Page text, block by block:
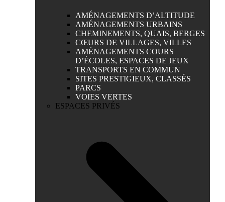
AMÉNAGEMENTS D’ALTITUDE
AMÉNAGEMENTS URBAINS
CHEMINEMENTS, QUAIS, BERGES
CŒURS DE VILLAGES, VILLES
AMÉNAGEMENTS COURS
D’ÉCOLES, ESPACES DE JEUX
TRANSPORTS EN COMMUN
SITES PRESTIGIEUX, CLASSÉS
PARCS
VOIES VERTES
ESPACES PRIVÉS